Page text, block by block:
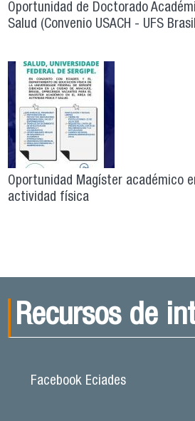
Oportunidad de Doctorado
Salud (Convenio USACH - UFS
Oportunidad Magíster académico
actividad física
Recursos de
Facebook Eciades